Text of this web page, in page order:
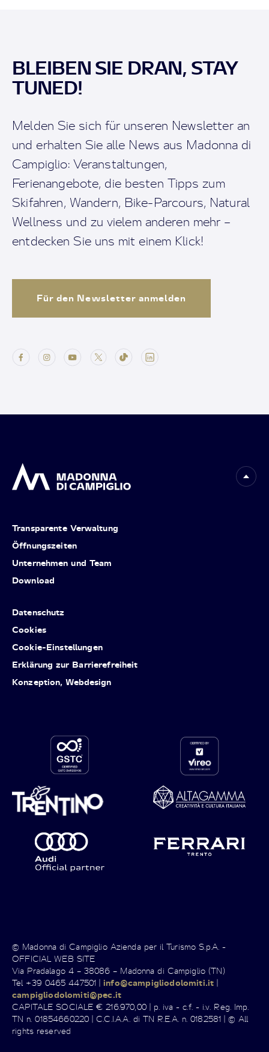
BLEIBEN SIE DRAN, STAY
TUNED!
Melden Sie sich für unseren Newsletter an
und erhalten Sie alle News aus Madonna di
Campiglio: Veranstaltungen,
Ferienangebote, die besten Tipps zum
Skifahren, Wandern, Bike-Parcours, Natural
Wellness und zu vielem anderen mehr –
entdecken Sie uns mit einem Klick!
Für den Newsletter anmelden
Transparente Verwaltung
Öffnungszeiten
Unternehmen und Team
Download
Datenschutz
Cookies
Cookie-Einstellungen
Erklärung zur Barrierefreiheit
Konzeption, Webdesign
© Madonna di Campiglio Azienda per il Turismo S.p.A. -
OFFICIAL WEB SITE
Via Pradalago 4 – 38086 – Madonna di Campiglio (TN)
Tel +39 0465 447501 |info@campigliodolomiti.it |
campigliodolomiti@pec.it
CAPITALE SOCIALE € 216.970,00 | p. iva - c.f. - i.v. Reg. Imp.
TN n. 01854660220 | C.C.I.A.A. di TN R.E.A. n. 0182581 | © All
rights reserved